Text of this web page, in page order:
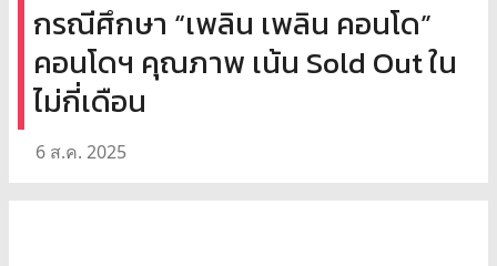
กรณีศึกษา “เพลิน เพลิน คอนโด”
คอนโดฯ คุณภาพ เน้น Sold Out ใน
ไม่กี่เดือน
6 ส.ค. 2025